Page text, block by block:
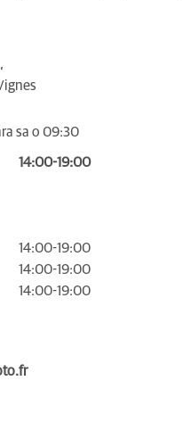
sa o 09:30
14:00-19:00
14:00-19:00
14:00-19:00
14:00-19:00